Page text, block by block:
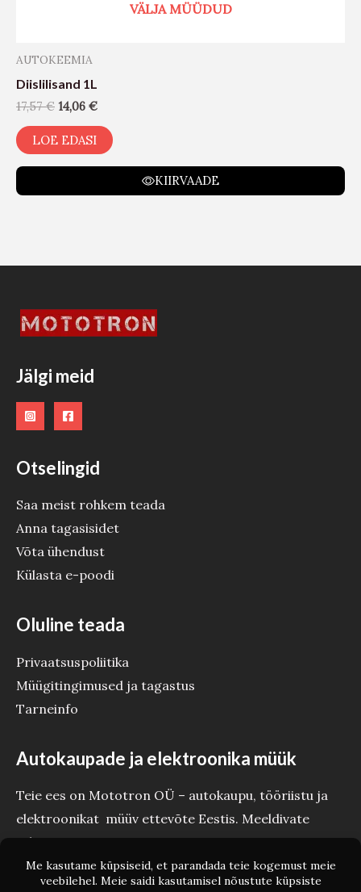
VÄLJA MÜÜDUD
AUTOKEEMIA
Diislilisand 1L
17,57€ 14,06 €
LOE EDASI
KIIRVAADE
Jälgi meid
Otselingid
Saa meist rohkem teada
Anna tagasisidet
Võta ühendust
Külasta e-poodi
Oluline teada
Privaatsuspoliitika
Müügitingimused ja tagastus
Tarneinfo
Autokaupade ja elektroonika müük
Teie ees on Mototron OÜ – autokaupu, tööriistu ja
elektroonikat müüv ettevõte Eestis. Meeldivate
tehinguteni Teie Mototron!